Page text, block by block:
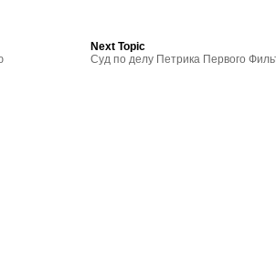
Next Topic
Суд по делу Петрика Первого